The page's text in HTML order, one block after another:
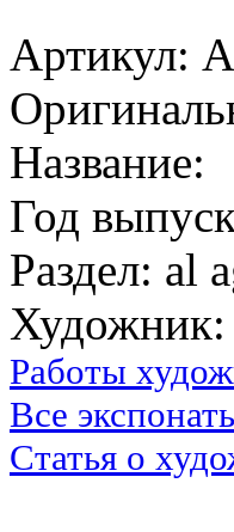
Артикул:
Название:
Год
Раздел: al
Художник:
Работы
Все
Статья о